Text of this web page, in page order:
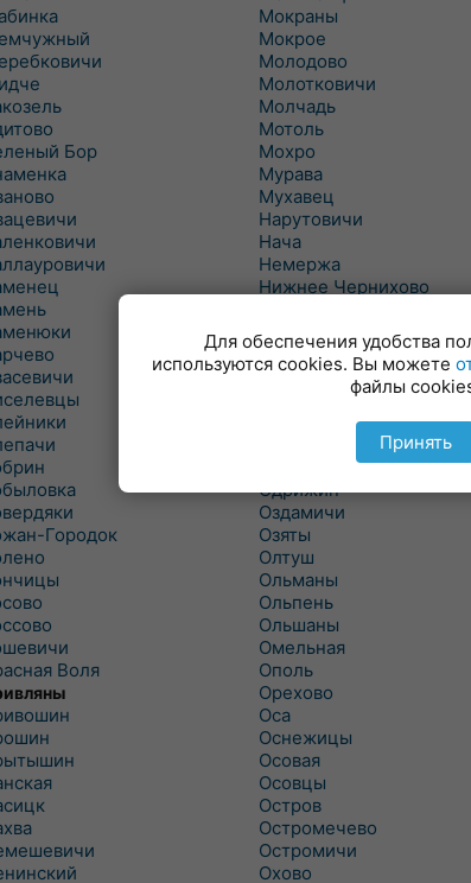
Бор
Городок
Воля
Мокраны
Мокрое
Молодово
Молотковичи
Молчадь
Мотоль
Мохро
Мурава
Мухавец
Нарутовичи
Нача
Немержа
Нижнее Чернихово
Новицковичи
Новоселки
Новые Засимовичи
Новые Лыщицы
Оберовщина
Одрижин
Оздамичи
Озяты
Олтуш
Ольманы
Ольпень
Ольшаны
Омельная
Ополь
Орехово
Оса
Оснежицы
Осовая
Осовцы
Остров
Остромечево
Остромичи
Охово
Для обеспечения удобства
используются cookies. Вы можете
файлы
Принять